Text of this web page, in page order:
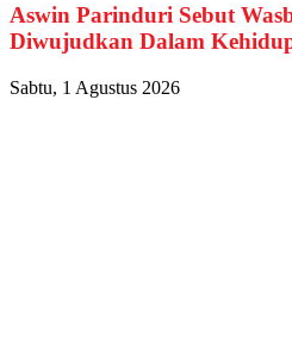
Aswin Parinduri Sebut
Diwujudkan Dalam
Sabtu, 1 Agustus 2026